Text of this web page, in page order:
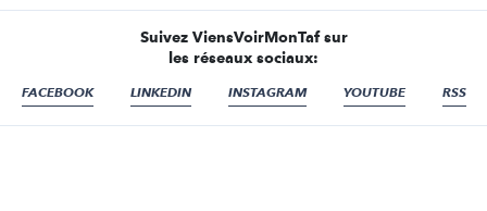
Suivez ViensVoirMonTaf sur
les réseaux sociaux:
FACEBOOK LINKEDIN INSTAGRAM YOUTUBE RSS